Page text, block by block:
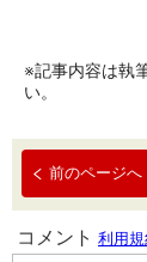
※記事内容は執
い。
前のページへ